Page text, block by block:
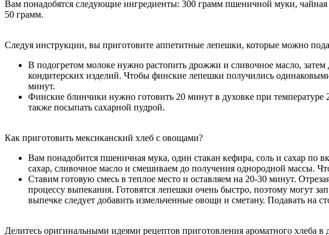
Вам понадобятся следующие ингредиенты: 300 грамм пшеничной муки,
50 грамм.
Следуя инструкции, вы приготовите аппетитные лепешки, которые можно
В подогретом молоке нужно растопить дрожжи и сливочное масло,
кондитерских изделий. Чтобы финские лепешки получились
минут.
Финские блинчики нужно готовить 20 минут в духовке при
также посыпать сахарной пудрой.
Как приготовить мексиканский хлеб с овощами?
Вам понадобится пшеничная мука, один стакан кефира, соль и сахар по
сахар, сливочное масло и смешиваем до получения однородной массы.
Ставим готовую смесь в теплое место и оставляем на 20-30 минут.
процессу выпекания. Готовятся лепешки очень быстро, поэтому могут
выпечке следует добавить измельченные овощи и сметану. Подавать на
Делитесь оригинальными идеями рецептов приготовления ароматного хлеба